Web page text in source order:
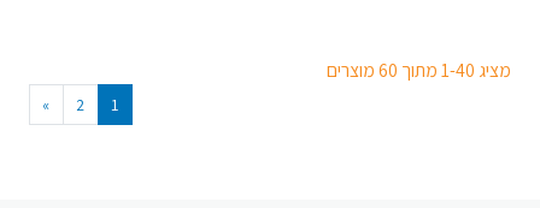
מציג 1-40 מתוך 60 מוצרים
1
2
»